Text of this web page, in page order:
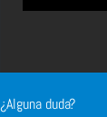
¿Alguna duda?